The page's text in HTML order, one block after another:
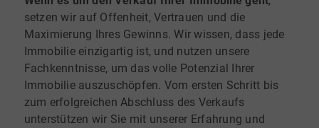
setzen wir auf Offenheit, Vertrauen und die
Maximierung Ihres Gewinns. Wir wissen, dass jede
Immobilie einzigartig ist, und nutzen unsere
Fachkenntnisse, um das volle Potenzial Ihrer
Immobilie auszuschöpfen. Vom ersten Schritt bis
zum erfolgreichen Abschluss des Verkaufs
unterstützen wir Sie mit unserer Erfahrung und